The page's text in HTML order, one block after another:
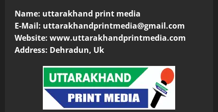
Name: uttarakhand print media
E-Mail: uttarakhandprintmedia@gmail.com
Website: www.uttarakhandprintmedia.com
Address: Dehradun, Uk